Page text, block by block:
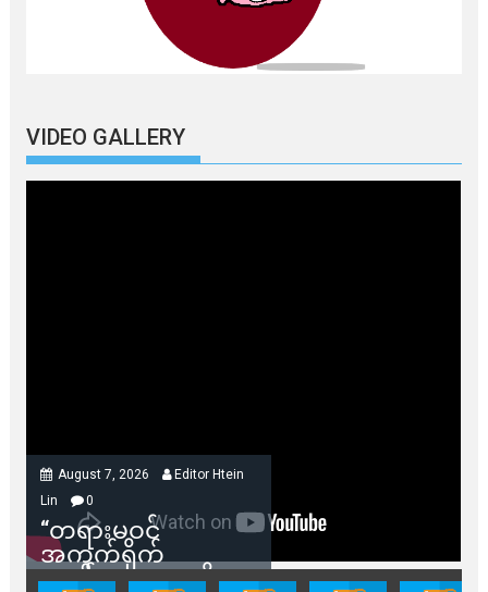
VIDEO GALLERY
August 7, 2026
Editor Htein
Lin
0
“တရားမဝင်
အကွက်ရိုက်
ရောင်းချမှုတွေကို